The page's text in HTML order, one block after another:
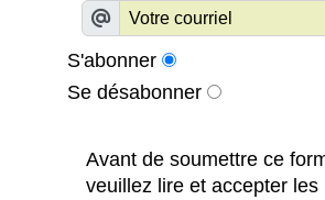
S'abonner
Se désabonner
Avant de soumettre ce
veuillez lire et accepter les